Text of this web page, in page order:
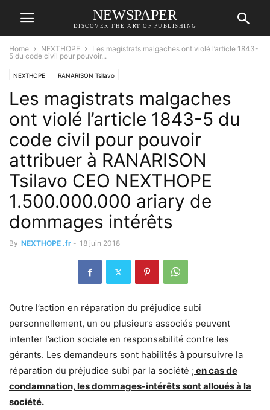
NEWSPAPER
DISCOVER THE ART OF PUBLISHING
Home NEXTHOPE
Les magistrats malgaches ont violé l’article 1843-
5 du code civil pour pouvoir...
NEXTHOPE RANARISON Tsilavo
Les magistrats malgaches
ont violé l’article 1843-5 du
code civil pour pouvoir
attribuer à RANARISON
Tsilavo CEO NEXTHOPE
1.500.000.000 ariary de
dommages intérêts
By NEXTHOPE .fr - 18 juin 2018
Outre l’action en réparation du préjudice subi
personnellement, un ou plusieurs associés peuvent
intenter l’action sociale en responsabilité contre les
gérants. Les demandeurs sont habilités à poursuivre la
réparation du préjudice subi par la société ; en cas de
condamnation, les dommages-intérêts sont alloués à la
société.